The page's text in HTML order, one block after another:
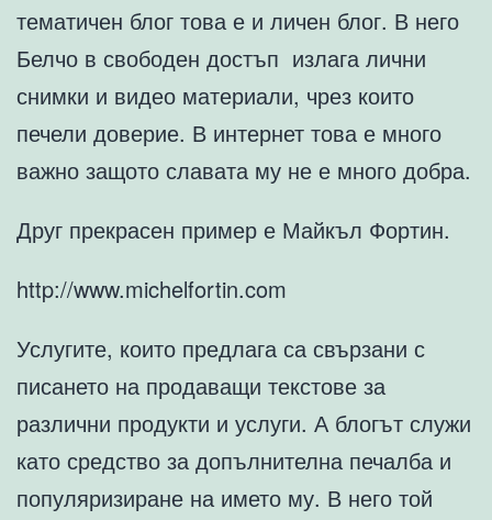
тематичен блог това е и личен блог. В него
Белчо в свободен достъп излага лични
снимки и видео материали, чрез които
печели доверие. В интернет това е много
важно защото славата му не е много добра.
Друг прекрасен пример е Майкъл Фортин.
http://www.michelfortin.com
Услугите, които предлага са свързани с
писането на продаващи текстове за
различни продукти и услуги. А блогът служи
като средство за допълнителна печалба и
популяризиране на името му. В него той